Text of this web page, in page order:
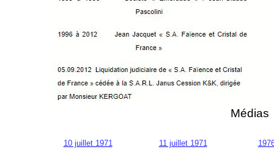
Médias
10 juillet 1971 11 juillet 1971